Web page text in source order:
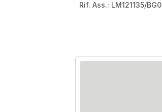
Rif. Ass.: LM121135/BG0